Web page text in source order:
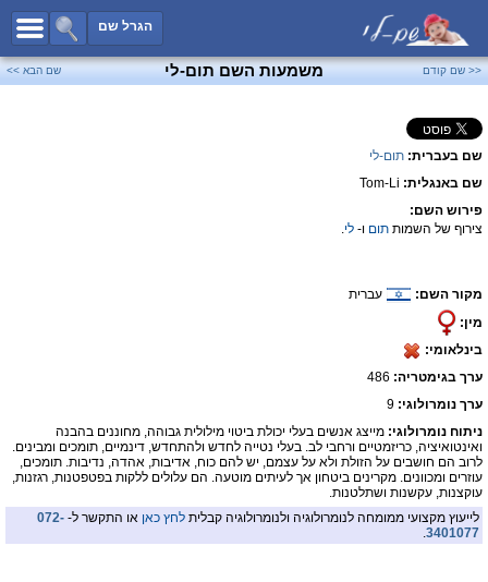
הגרל שם
כל השמות
שמות לבנים
<< שם קודם משמעות השם תום-לי שם הבא >>
שם בעברית: תום-לי
שם באנגלית: Tom-Li
פירוש השם:
צירוף של השמות תום ו- לי.
מקור השם:
עברית
מין:
בינלאומי:
ערך בגימטריה:
ערך נומרולוגי: 9
ניתוח נומרולוגי: מייצג אנשים בעלי יכולת ביטוי מילולית גבוהה, מחוננים בהבנה
ואינטואיציה, כריזמטיים ורחבי לב. בעלי נטייה לחדש ולהתחדש, דינמיים, תומכים ומבינים.
לרוב הם חושבים על הזולת ולא על עצמם, יש להם כוח, אדיבות, אהדה, נדיבות. תומכים,
עוזרים ומכוונים. מקרינים ביטחון אך לעיתים מוטעה. הם עלולים ללקות בפטפטנות, רגזנות,
עוקצנות, עקשנות ושתלטנות.
לייעוץ מקצועי ממומחה לנומרולוגיה ולנומרולוגיה קבלית לחץ כאן או התקשר ל- 072-
3401077
.